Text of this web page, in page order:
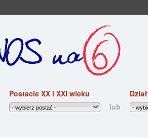
Postacie XX i XXI wieku
lub
Dział